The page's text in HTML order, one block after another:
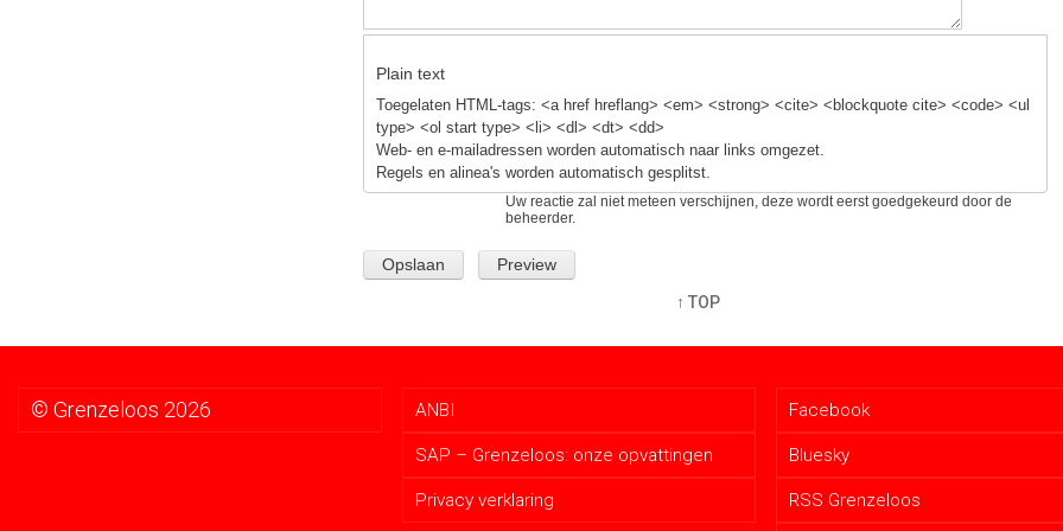
Plain text
Toegelaten HTML-tags: <a href hreflang> <em> <strong> <cite> <blockquote cite> <code> <ul
type> <ol start type> <li> <dl> <dt> <dd>
Web- en e-mailadressen worden automatisch naar links omgezet.
Regels en alinea's worden automatisch gesplitst.
Uw reactie zal niet meteen verschijnen, deze wordt eerst goedgekeurd door de
beheerder.
↑ TOP
© Grenzeloos 2026 ANBI
SAP – Grenzeloos: onze opvattingen
Privacy verklaring
Facebook
Bluesky
RSS Grenzeloos